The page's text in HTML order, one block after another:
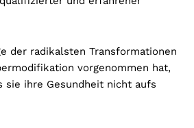
der radikalsten Transformationen
vorgenommen hat,
sie ihre Gesundheit nicht aufs